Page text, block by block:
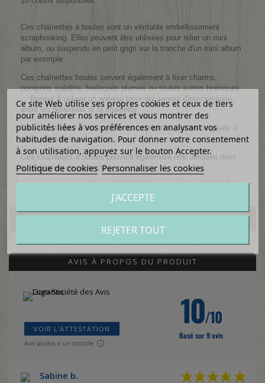
Ces chaînettes à boules sont un véritable embellissement
scrapbooking. Elles peuvent être utilisées pour relier un mini
album, ou suspendu en petit grigri sur la tranche d'un mini album
par exemple.
Ces chaînettes boules servent également à fixer charms,
pompons suédine, breloques plumes ou toutes autres breloques
... Penser à utiliser un anneau brisé qui servira d'intermédiaire
entre les breloques et la chainette.
Très résistantes elles apporteront une petite touche de gaieté à
votre réalisation.
Ces chaînettes à boules peuvent également être utilisées dans
la réalisation deporte-clés
AVIS CLIENTS
AVIS À PROPOS DU PRODUIT
VOIR L'ATTESTATION
Avis soumis à un contrôle
10/10
Basé sur 9 avis
Sabine b.
Ce site Web utilise ses propres cookies et ceux de tiers
pour améliorer nos services et vous montrer des
publicités liées à vos préférences en analysant vos
habitudes de navigation. Pour donner votre consentement
à son utilisation, appuyez sur le bouton Accepter.
Politique de cookies Personnaliser les cookies
REJETER TOUT
J'ACCEPTE